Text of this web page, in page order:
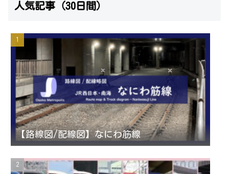
t
g
r
a
r
T
u
b
e
C
d
人気記事（30日間）
【路線図/配線図】なにわ筋線